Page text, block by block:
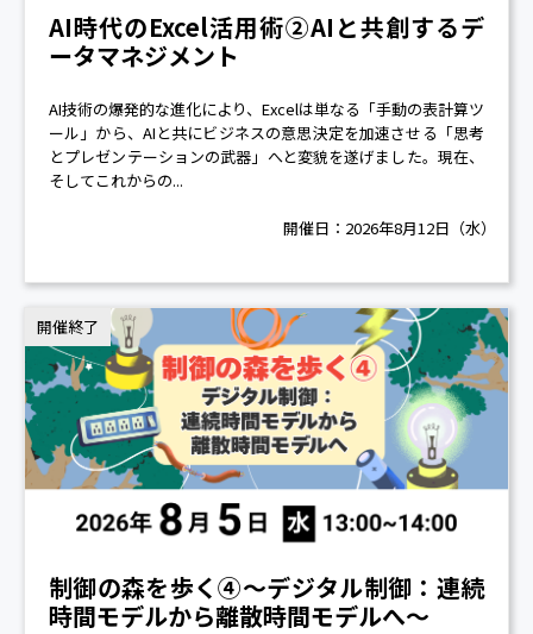
AI時代のExcel活用術②AIと共創するデ
ータマネジメント
AI技術の爆発的な進化により、Excelは単なる「手動の表計算ツ
ール」から、AIと共にビジネスの意思決定を加速させる「思考
とプレゼンテーションの武器」へと変貌を遂げました。現在、
そしてこれからの...
開催日： 2026年8月12日（水）
開催終了
制御の森を歩く④～デジタル制御：連続
時間モデルから離散時間モデルへ～